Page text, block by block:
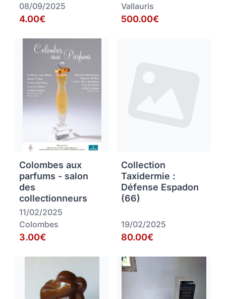
08/09/2025
4.00€
Vallauris
500.00€
Colombes aux
parfums - salon
des
collectionneurs
11/02/2025
Colombes
3.00€
Collection
Taxidermie :
Défense Espadon
(66)
19/02/2025
80.00€